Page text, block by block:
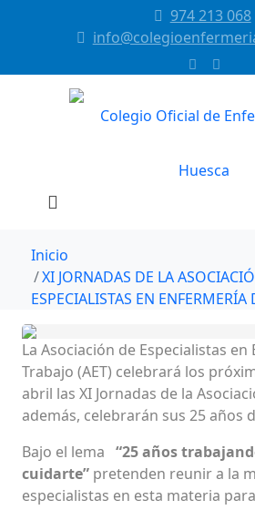
974 213 068
Inicio
XI JORNADAS DE LA
ESPECIALISTAS EN ENFERMERÍA
La Asociación de Especialistas
Trabajo (AET) celebrará los
abril las XI Jornadas de la
además, celebrarán sus 25 años
Bajo el lema “25 años
cuidarte” pretenden reunir a la
especialistas en esta materia